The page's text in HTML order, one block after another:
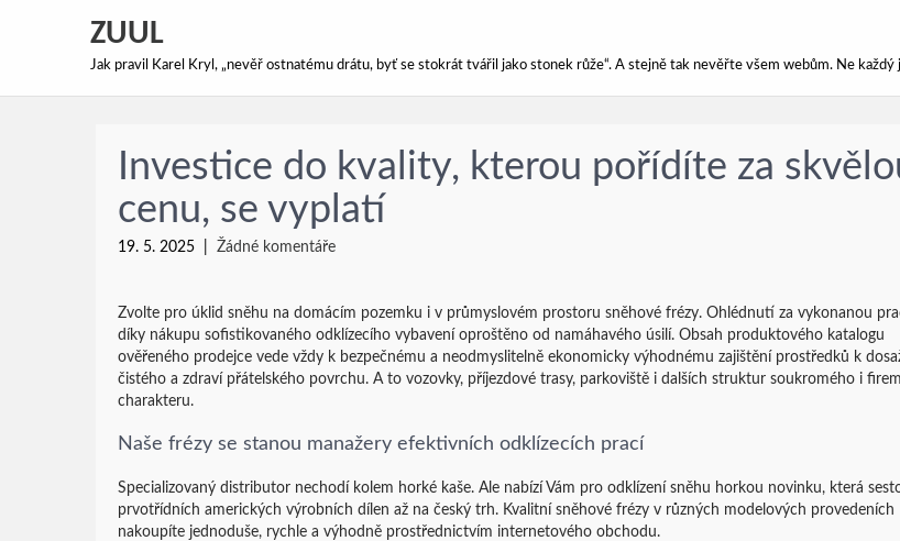
ZUUL
Jak pravil Karel Kryl, „nevěř ostnatému drátu, byť se stokrát tvářil jako stonek růže“. A stejně tak nevěřte všem webům. Ne každý
Investice do kvality, kterou pořídíte za
cenu, se vyplatí
19. 5. 2025 Žádné komentáře
Zvolte pro úklid sněhu na domácím pozemku i v průmyslovém prostoru sněhové frézy. Ohlédnutí za vykonanou
díky nákupu sofistikovaného odklízecího vybavení oproštěno od namáhavého úsilí. Obsah produktového katalogu
ověřeného prodejce vede vždy k bezpečnému a neodmyslitelně ekonomicky výhodnému zajištění prostředků k
čistého a zdraví přátelského povrchu. A to vozovky, příjezdové trasy, parkoviště i dalších struktur soukromého i
charakteru.
Naše frézy se stanou manažery efektivních odklízecích prací
Specializovaný distributor nechodí kolem horké kaše. Ale nabízí Vám pro odklízení sněhu horkou novinku, která
prvotřídních amerických výrobních dílen až na český trh. Kvalitní sněhové frézy v různých modelových provedeních
nakoupíte jednoduše, rychle a výhodně prostřednictvím internetového obchodu.